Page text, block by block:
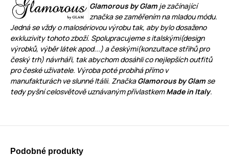
Glamorous by Glam je začínající
značka se zaměřením na mladou módu.
Jedná se vždy omalosériovou výrobutak, aby bylo dosaženo
exkluzivity tohoto zboží. Spolupracujeme s italskými(design
výrobků, výběr látek apod...) a českými(konzultace střihů pro
český trh) návrháři, tak abychom dosáhli co nejlepších outfitů
pro české uživatele. Výroba poté probíhá přímo v
manufakturách ve slunné Itálii. ZnačkaGlamorous by Glam se
tedy pyšní celosvětově uznávaným přívlastkemMade in Italy.
Podobné produkty